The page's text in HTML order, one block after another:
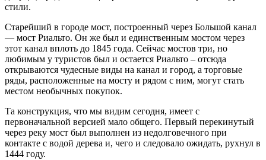
стили.
Старейший в городе мост, построенный через Большой канал
— мост Риальто. Он же был и единственным мостом через
этот канал вплоть до 1845 года. Сейчас мостов три, но
любимым у туристов был и остается Риальто – отсюда
открываются чудесные виды на канал и город, а торговые
ряды, расположенные на мосту и рядом с ним, могут стать
местом необычных покупок.
Та конструкция, что мы видим сегодня, имеет с
первоначальной версией мало общего. Первый перекинутый
через реку мост был выполнен из недолговечного при
контакте с водой дерева и, чего и следовало ожидать, рухнул в
1444 году.